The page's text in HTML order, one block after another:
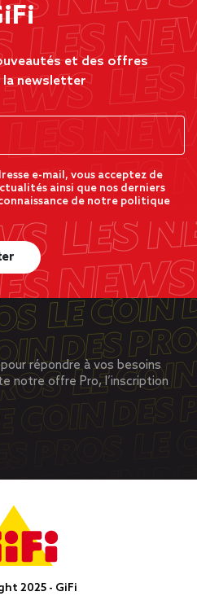
et des offres
la newsletter
e-mail, vous acceptez de
ainsi que nos derniers
de notre politique
répondre à vos besoins
notre offre Pro, l’inscription
2025 - GiFi